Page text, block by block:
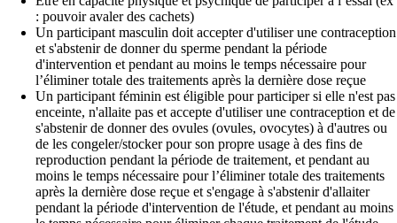
: pouvoir avaler des cachets)
Un participant masculin doit accepter d'utiliser une contraception
et s'abstenir de donner du sperme pendant la période
d'intervention et pendant au moins le temps nécessaire pour
l’éliminer totale des traitements après la dernière dose reçue
Un participant féminin est éligible pour participer si elle n'est pas
enceinte, n'allaite pas et accepte d'utiliser une contraception et de
s'abstenir de donner des ovules (ovules, ovocytes) à d'autres ou
de les congeler/stocker pour son propre usage à des fins de
reproduction pendant la période de traitement, et pendant au
moins le temps nécessaire pour l’éliminer totale des traitements
après la dernière dose reçue et s'engage à s'abstenir d'allaiter
pendant la période d'intervention de l'étude, et pendant au moins